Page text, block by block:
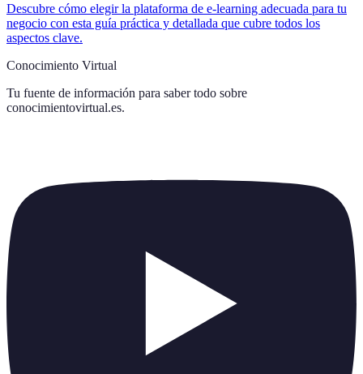
Descubre cómo elegir la plataforma de e-learning adecuada para tu
negocio con esta guía práctica y detallada que cubre todos los
aspectos clave.
Conocimiento Virtual
Tu fuente de información para saber todo sobre
conocimientovirtual.es.